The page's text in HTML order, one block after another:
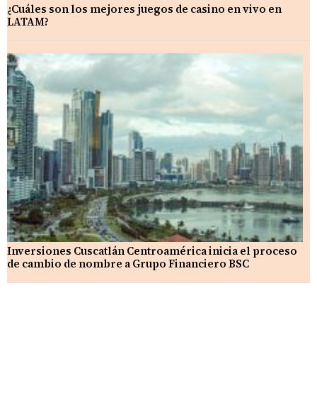
¿Cuáles son los mejores juegos de casino en vivo en
LATAM?
Inversiones Cuscatlán Centroamérica inicia el proceso
de cambio de nombre a Grupo Financiero BSC